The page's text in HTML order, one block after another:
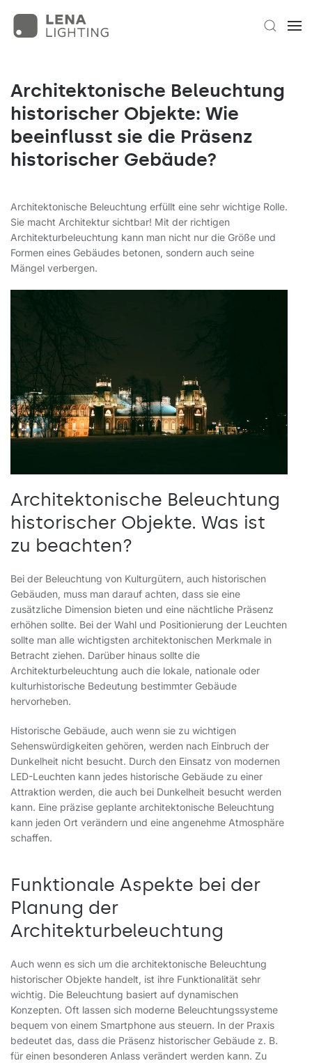
Architektonische Beleuchtung
historischer Objekte: Wie
beeinflusst sie die Präsenz
historischer Gebäude?
Architektonische Beleuchtung erfüllt eine sehr wichtige Rolle.
Sie macht Architektur sichtbar! Mit der richtigen
Architekturbeleuchtung kann man nicht nur die Größe und
Formen eines Gebäudes betonen, sondern auch seine
Mängel verbergen.
Architektonische Beleuchtung
historischer Objekte. Was ist
zu beachten?
Bei der Beleuchtung von Kulturgütern, auch historischen
Gebäuden, muss man darauf achten, dass sie eine
zusätzliche Dimension bieten und eine nächtliche Präsenz
erhöhen sollte. Bei der Wahl und Positionierung der Leuchten
sollte man alle wichtigsten architektonischen Merkmale in
Betracht ziehen. Darüber hinaus sollte die
Architekturbeleuchtung auch die lokale, nationale oder
kulturhistorische Bedeutung bestimmter Gebäude
hervorheben.
Historische Gebäude, auch wenn sie zu wichtigen
Sehenswürdigkeiten gehören, werden nach Einbruch der
Dunkelheit nicht besucht. Durch den Einsatz von modernen
LED-Leuchten kann jedes historische Gebäude zu einer
Attraktion werden, die auch bei Dunkelheit besucht werden
kann. Eine präzise geplante architektonische Beleuchtung
kann jeden Ort verändern und eine angenehme Atmosphäre
schaffen.
Funktionale Aspekte bei der
Planung der
Architekturbeleuchtung
Auch wenn es sich um die architektonische Beleuchtung
historischer Objekte handelt, ist ihre Funktionalität sehr
wichtig. Die Beleuchtung basiert auf dynamischen
Konzepten. Oft lassen sich moderne Beleuchtungssysteme
bequem von einem Smartphone aus steuern. In der Praxis
bedeutet das, dass die Präsenz historischer Gebäude z. B.
für einen besonderen Anlass verändert werden kann. Zu